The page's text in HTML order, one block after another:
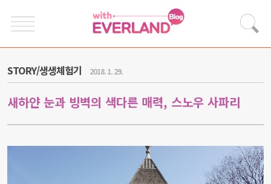
STORY/생생체험기 2018. 1. 29.
새하얀 눈과 빙벽의 색다른 매력, 스노우 사파리